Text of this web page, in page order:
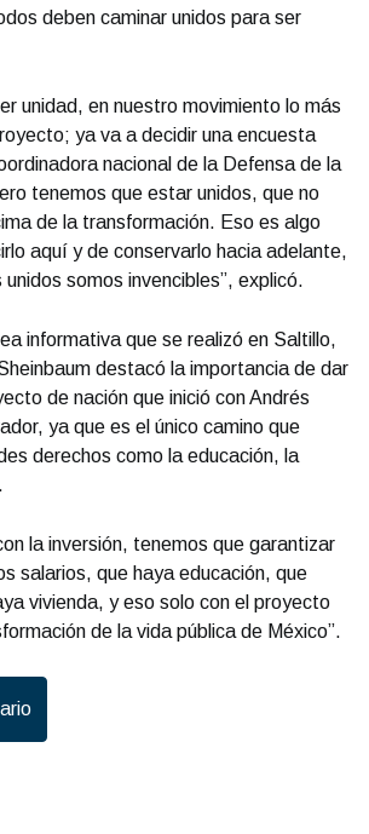
deben caminar unidos para ser
unidad, en nuestro movimiento lo más
ya va a decidir una encuesta
nacional de la Defensa de la
tenemos que estar unidos, que no
de la transformación. Eso es algo
aquí y de conservarlo hacia adelante,
somos invencibles”, explicó.
informativa que se realizó en Saltillo,
destacó la importancia de dar
de nación que inició con Andrés
ya que es el único camino que
derechos como la educación, la
la inversión, tenemos que garantizar
salarios, que haya educación, que
vivienda, y eso solo con el proyecto
de la vida pública de México”.